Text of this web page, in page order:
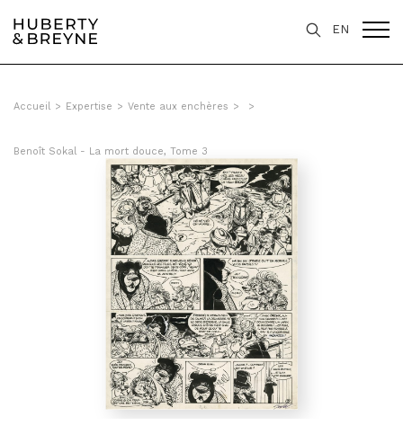
EN
Accueil > Expertise > Vente aux enchères > >
Benoît Sokal - La mort douce, Tome 3